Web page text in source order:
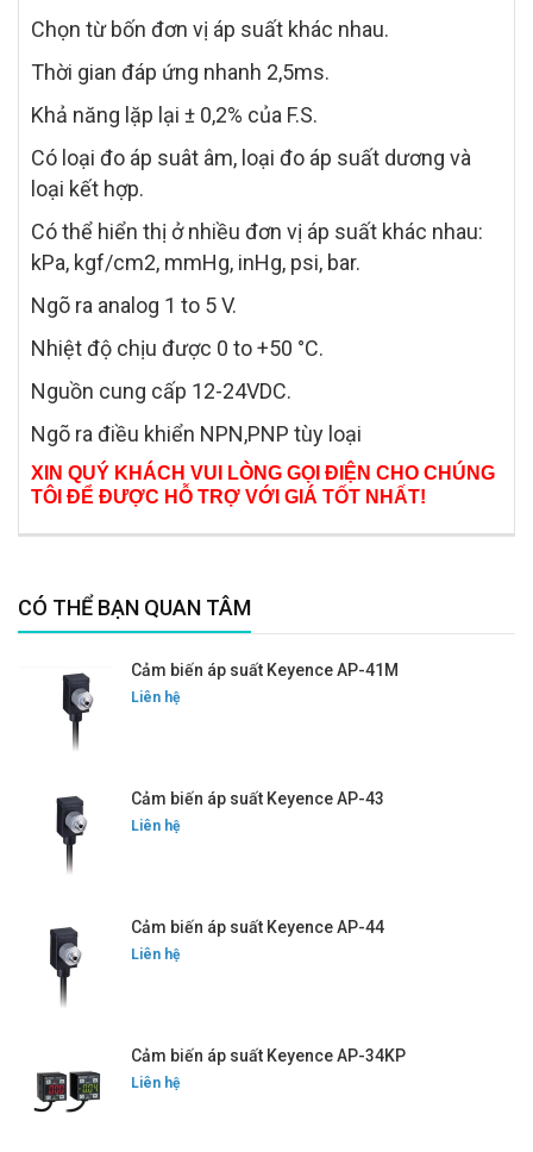
Chọn từ bốn đơn vị áp suất khác nhau.
Thời gian đáp ứng nhanh 2,5ms.
Khả năng lặp lại ± 0,2% của F.S.
Có loại đo áp suât âm, loại đo áp suất dương và
loại kết hợp.
Có thể hiển thị ở nhiều đơn vị áp suất khác nhau:
kPa, kgf/cm2, mmHg, inHg, psi, bar.
Ngõ ra analog 1 to 5 V.
Nhiệt độ chịu được 0 to +50 °C.
Nguồn cung cấp 12-24VDC.
Ngõ ra điều khiển NPN,PNP tùy loại
XIN QUÝ KHÁCH VUI LÒNG GỌI ĐIỆN CHO CHÚNG
TÔI ĐỂ ĐƯỢC HỖ TRỢ VỚI GIÁ TỐT NHẤT!
CÓ THỂ BẠN QUAN TÂM
Cảm biến áp suất Keyence AP-41M
Liên hệ
Cảm biến áp suất Keyence AP-43
Liên hệ
Cảm biến áp suất Keyence AP-44
Liên hệ
Cảm biến áp suất Keyence AP-34KP
Liên hệ